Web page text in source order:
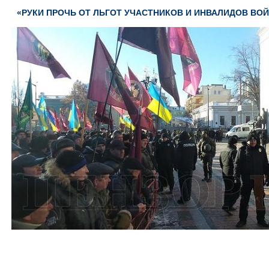
«РУКИ ПРОЧЬ ОТ ЛЬГОТ УЧАСТНИКОВ И ИНВАЛИДОВ